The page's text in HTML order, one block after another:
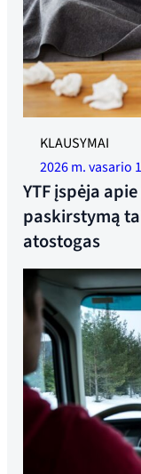
Iliustracinė
KLAUSYMAI
2026 m. vasario
YTF įspėja
paskirstymą
atostogas